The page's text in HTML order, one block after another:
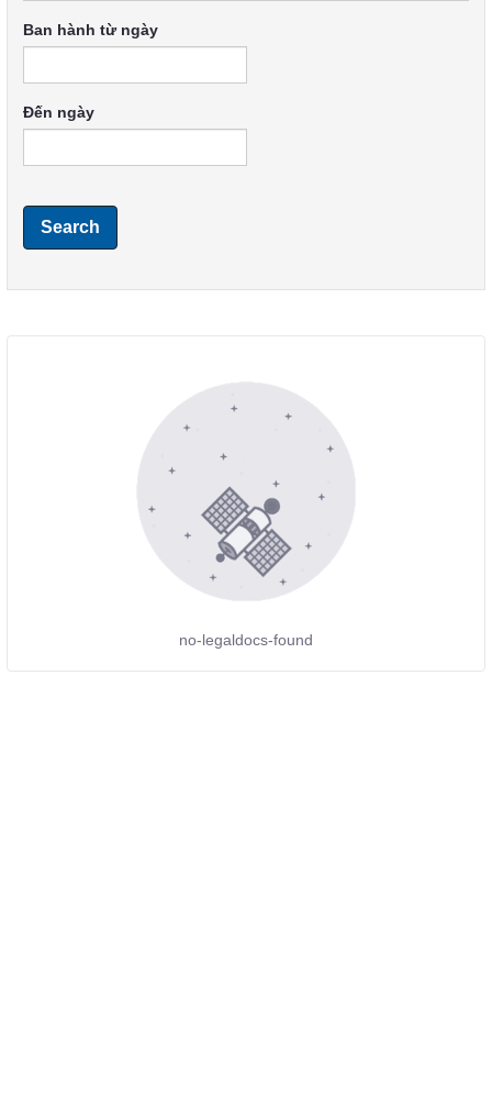
Ban hành từ ngày
Đến ngày
Search
no-legaldocs-found